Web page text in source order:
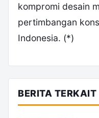
kompromi desain
pertimbangan
Indonesia. (*)
BERITA TERKAIT